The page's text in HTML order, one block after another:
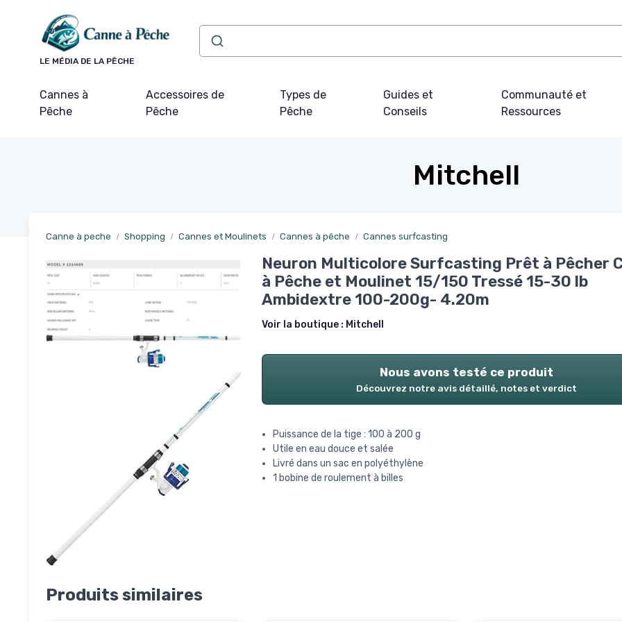
LE MÉDIA DE LA PÊCHE
Cannes à
Pêche
Accessoires de
Pêche
Types de
Pêche
Guides et
Conseils
Communauté et
Ressources
Mitchell
Canne à peche Shopping Cannes et Moulinets Cannes à pêche Cannes surfcasting
Neuron Multicolore Surfcasting Prêt à Pêcher
à Pêche et Moulinet 15/150 Tressé 15-30 lb
Ambidextre 100-200g- 4.20m
Voir la boutique : Mitchell
Nous avons testé ce produit
Découvrez notre avis détaillé, notes et verdict
Puissance de la tige : 100 à 200 g
Utile en eau douce et salée
Livré dans un sac en polyéthylène
1 bobine de roulement à billes
Produits similaires